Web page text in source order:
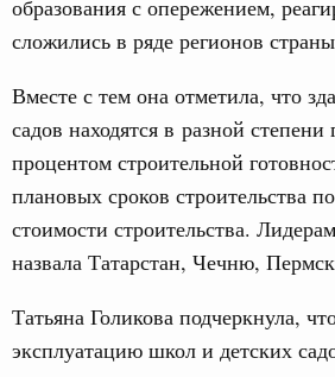
образования с опережением,
сложились в ряде регионов
Вместе с тем она отметила, что
садов находятся в разной
процентом строительной
плановых сроков строительства
стоимости строительства.
назвала Татарстан, Чечню,
Татьяна Голикова подчеркнула,
эксплуатацию школ и детских
7 августа, пятница
провёл заседание
конкурса лучших
информационных технологий
и Сергей Кравцов
с победой на